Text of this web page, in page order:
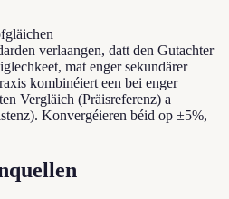
verlaangen, datt den Gutachter
mat enger sekundärer
kombinéiert een bei enger
Vergläich (Präisreferenz) a
Konvergéieren béid op ±5%,